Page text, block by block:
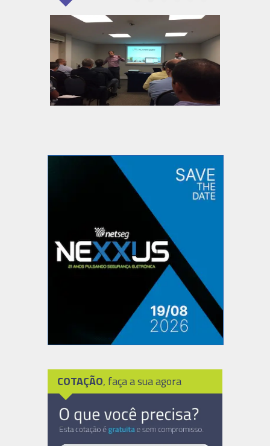
COTAÇÃO, faça a sua agora